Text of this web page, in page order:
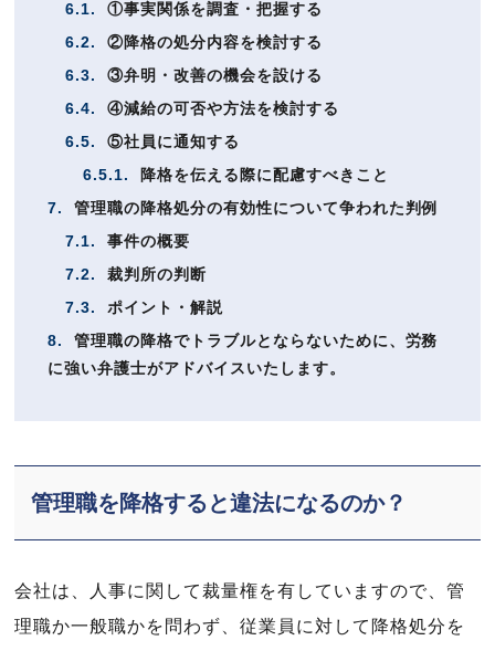
6.1.
①事実関係を調査・把握する
6.2.
②降格の処分内容を検討する
6.3.
③弁明・改善の機会を設ける
6.4.
④減給の可否や方法を検討する
6.5.
⑤社員に通知する
6.5.1.
降格を伝える際に配慮すべきこと
7.
管理職の降格処分の有効性について争われた判例
7.1.
事件の概要
7.2.
裁判所の判断
7.3.
ポイント・解説
8.
管理職の降格でトラブルとならないために、労務
に強い弁護士がアドバイスいたします。
管理職を降格すると違法になるのか？
会社は、人事に関して裁量権を有していますので、管
理職か一般職かを問わず、従業員に対して降格処分を